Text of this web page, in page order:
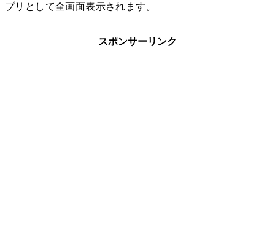
プリとして全画面表示されます。
スポンサーリンク